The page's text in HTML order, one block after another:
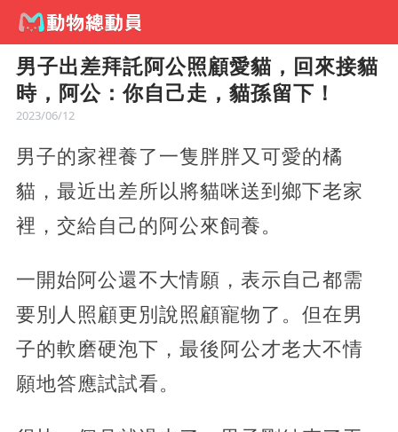
男子出差拜託阿公照顧愛貓，回來接貓
時，阿公：你自己走，貓孫留下！
2023/06/12
男子的家裡養了一隻胖胖又可愛的橘
貓，最近出差所以將貓咪送到鄉下老家
裡，交給自己的阿公來飼養。
一開始阿公還不大情願，表示自己都需
要別人照顧更別說照顧寵物了。但在男
子的軟磨硬泡下，最後阿公才老大不情
願地答應試試看。